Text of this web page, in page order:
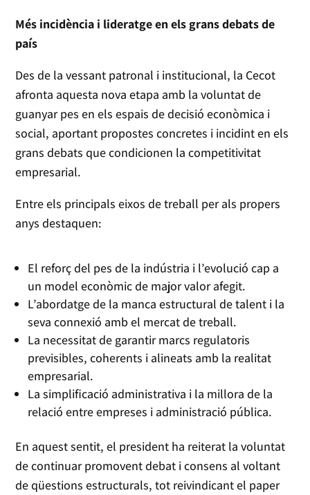
Més incidència i lideratge en els grans debats de
país
Des de la vessant patronal i institucional, la Cecot
afronta aquesta nova etapa amb la voluntat de
guanyar pes en els espais de decisió econòmica i
social, aportant propostes concretes i incidint en els
grans debats que condicionen la competitivitat
empresarial.
Entre els principals eixos de treball per als propers
anys destaquen:
El reforç del pes de la indústria i l’evolució cap a
un model econòmic de major valor afegit.
L’abordatge de la manca estructural de talent i la
seva connexió amb el mercat de treball.
La necessitat de garantir marcs regulatoris
previsibles, coherents i alineats amb la realitat
empresarial.
La simplificació administrativa i la millora de la
relació entre empreses i administració pública.
En aquest sentit, el president ha reiterat la voluntat
de continuar promovent debat i consens al voltant
de qüestions estructurals, tot reivindicant el paper